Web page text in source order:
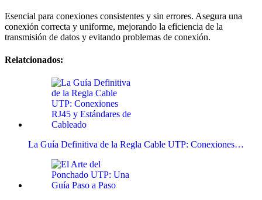
Esencial para conexiones consistentes y sin errores. Asegura una
conexión correcta y uniforme, mejorando la eficiencia de la
transmisión de datos y evitando problemas de conexión.
Relatcionados:
La Guía Definitiva de la Regla Cable UTP: Conexiones…